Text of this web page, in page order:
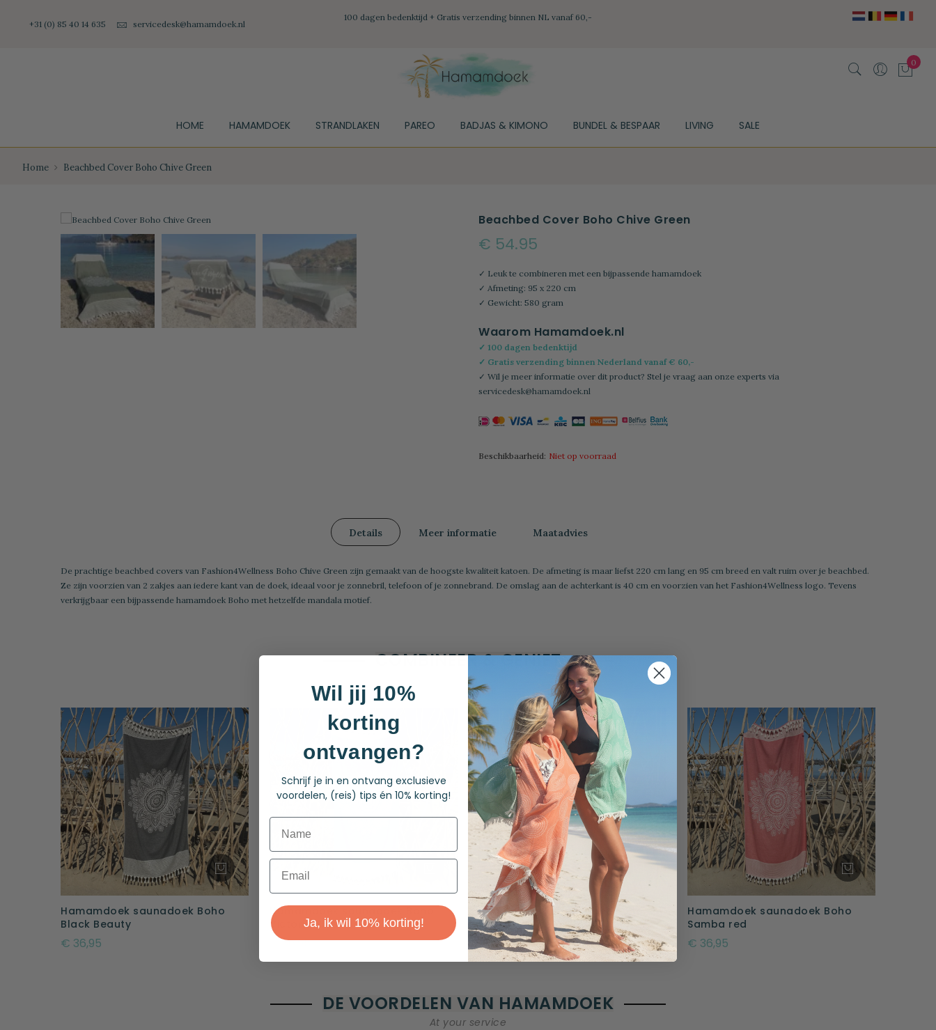
+31 (0) 85 40 14 635 servicedesk@hamamdoek.nl
100 dagen bedenktijd + Gratis verzending binnen NL vanaf 60,-
HOME HAMAMDOEK STRANDLAKEN PAREO BADJAS & KIMONO BUNDEL & BESPAAR LIVING SALE
Home Beachbed Cover Boho Chive Green
Beachbed Cover Boho Chive Green
€ 54.95
✓ Leuk te combineren met een bijpassende hamamdoek
✓ Afmeting: 95 x 220 cm
✓ Gewicht: 580 gram
Waarom Hamamdoek.nl
✓ 100 dagen bedenktijd
✓ Gratis verzending binnen Nederland vanaf € 60,-
✓ Wil je meer informatie over dit product? Stel je vraag aan onze experts via
servicedesk@hamamdoek.nl
Beschikbaarheid: Niet op voorraad
Details Meer informatie Maatadvies
De prachtige beachbed covers van Fashion4Wellness Boho Chive Green zijn gemaakt van de hoogste kwaliteit katoen. De afmeting is maar liefst 220 cm lang en 95 cm breed en valt ruim over je beachbed.
Ze zijn voorzien van 2 zakjes aan iedere kant van de doek, ideaal voor je zonnebril, telefoon of je zonnebrand. De omslag aan de achterkant is 40 cm en voorzien van het Fashion4Wellness logo. Tevens
verkrijgbaar een bijpassende hamamdoek Boho met hetzelfde mandala motief.
COMBINEER & GENIET
Maak je set compleet met een bijpassend item.
Hamamdoek saunadoek Boho
Black Beauty
€ 36,95
Hamamdoek saunadoek Boho
Victoria Blue
€ 36,95
Hamamdoek saunadoek Boho
Peacock Blue
€ 36,95
Hamamdoek saunadoek Boho
Samba red
€ 36,95
DE VOORDELEN VAN HAMAMDOEK
At your service
Wil jij 10%
korting
ontvangen?
Schrijf je in en ontvang exclusieve
voordelen, (reis) tips én 10% korting!
Name
Email
Ja, ik wil 10% korting!